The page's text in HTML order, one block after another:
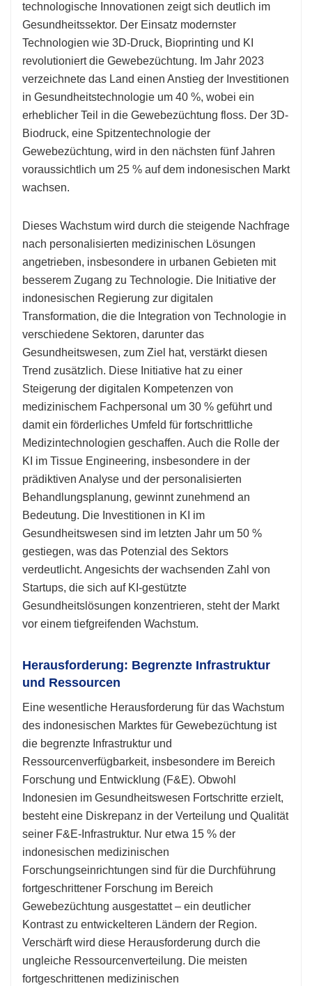
technologische Innovationen zeigt sich deutlich im
Gesundheitssektor. Der Einsatz modernster
Technologien wie 3D-Druck, Bioprinting und KI
revolutioniert die Gewebezüchtung. Im Jahr 2023
verzeichnete das Land einen Anstieg der Investitionen
in Gesundheitstechnologie um 40 %, wobei ein
erheblicher Teil in die Gewebezüchtung floss. Der 3D-
Biodruck, eine Spitzentechnologie der
Gewebezüchtung, wird in den nächsten fünf Jahren
voraussichtlich um 25 % auf dem indonesischen Markt
wachsen.
Dieses Wachstum wird durch die steigende Nachfrage
nach personalisierten medizinischen Lösungen
angetrieben, insbesondere in urbanen Gebieten mit
besserem Zugang zu Technologie. Die Initiative der
indonesischen Regierung zur digitalen
Transformation, die die Integration von Technologie in
verschiedene Sektoren, darunter das
Gesundheitswesen, zum Ziel hat, verstärkt diesen
Trend zusätzlich. Diese Initiative hat zu einer
Steigerung der digitalen Kompetenzen von
medizinischem Fachpersonal um 30 % geführt und
damit ein förderliches Umfeld für fortschrittliche
Medizintechnologien geschaffen. Auch die Rolle der
KI im Tissue Engineering, insbesondere in der
prädiktiven Analyse und der personalisierten
Behandlungsplanung, gewinnt zunehmend an
Bedeutung. Die Investitionen in KI im
Gesundheitswesen sind im letzten Jahr um 50 %
gestiegen, was das Potenzial des Sektors
verdeutlicht. Angesichts der wachsenden Zahl von
Startups, die sich auf KI-gestützte
Gesundheitslösungen konzentrieren, steht der Markt
vor einem tiefgreifenden Wachstum.
Herausforderung: Begrenzte Infrastruktur
und Ressourcen
Eine wesentliche Herausforderung für das Wachstum
des indonesischen Marktes für Gewebezüchtung ist
die begrenzte Infrastruktur und
Ressourcenverfügbarkeit, insbesondere im Bereich
Forschung und Entwicklung (F&E). Obwohl
Indonesien im Gesundheitswesen Fortschritte erzielt,
besteht eine Diskrepanz in der Verteilung und Qualität
seiner F&E-Infrastruktur. Nur etwa 15 % der
indonesischen medizinischen
Forschungseinrichtungen sind für die Durchführung
fortgeschrittener Forschung im Bereich
Gewebezüchtung ausgestattet – ein deutlicher
Kontrast zu entwickelteren Ländern der Region.
Verschärft wird diese Herausforderung durch die
ungleiche Ressourcenverteilung. Die meisten
fortgeschrittenen medizinischen